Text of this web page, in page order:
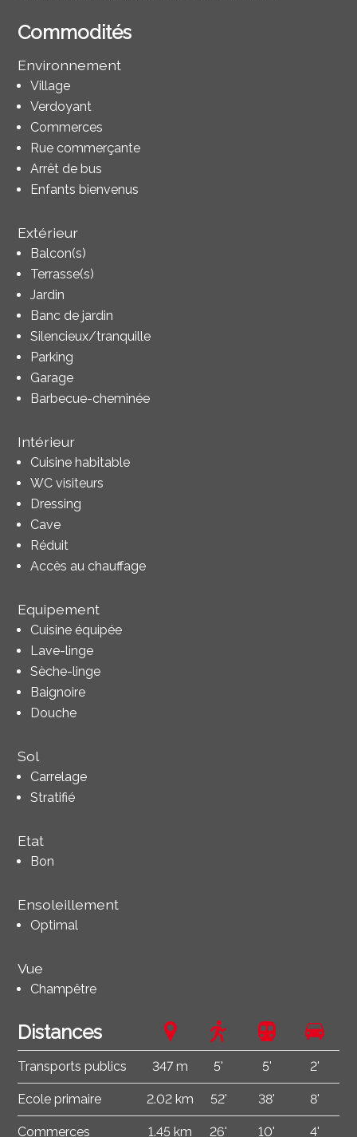
Commodités
Environnement
Village
Verdoyant
Commerces
Rue commerçante
Arrêt de bus
Enfants bienvenus
Extérieur
Balcon(s)
Terrasse(s)
Jardin
Banc de jardin
Silencieux/tranquille
Parking
Garage
Barbecue-cheminée
Intérieur
Cuisine habitable
WC visiteurs
Dressing
Cave
Réduit
Accès au chauffage
Equipement
Cuisine équipée
Lave-linge
Sèche-linge
Baignoire
Douche
Sol
Carrelage
Stratifié
Etat
Bon
Ensoleillement
Optimal
Vue
Champêtre
Distances
Transports publics 347 m 5' 5' 2'
Ecole primaire 2.02 km 52' 38' 8'
Commerces 1.45 km 26' 10' 4'